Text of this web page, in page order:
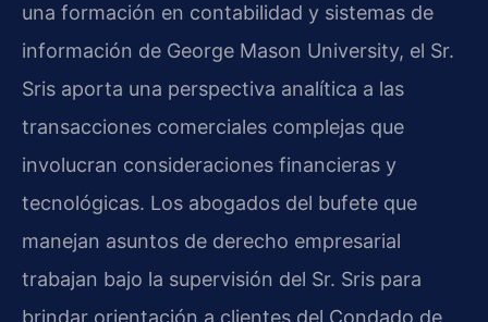
una formación en contabilidad y sistemas de
información de George Mason University, el Sr.
Sris aporta una perspectiva analítica a las
transacciones comerciales complejas que
involucran consideraciones financieras y
tecnológicas. Los abogados del bufete que
manejan asuntos de derecho empresarial
trabajan bajo la supervisión del Sr. Sris para
brindar orientación a clientes del Condado de